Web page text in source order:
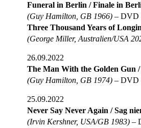
Funeral in Berlin / Finale in
(Guy Hamilton, GB 1966) – DVD
Three Thousand Years of
(George Miller, Australien/USA
26.09.2022
The Man With the Golden Gun
(Guy Hamilton, GB 1974) – DVD
25.09.2022
Never Say Never Again / Sag
(Irvin Kershner, USA/GB 1983) –